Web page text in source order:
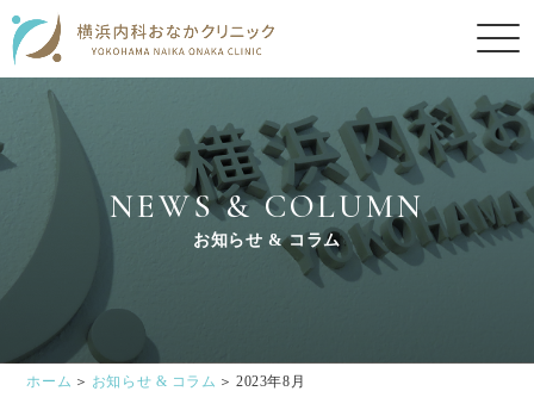
NEWS & COLUMN
お知らせ & コラム
ホーム お知らせ & コラム 2023年8月